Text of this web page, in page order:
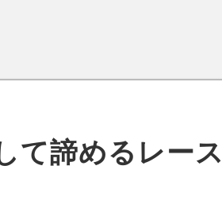
て諦めるレース